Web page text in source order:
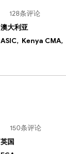
128条评论
澳大利亚
ASIC, Kenya CMA,
150条评论
英国